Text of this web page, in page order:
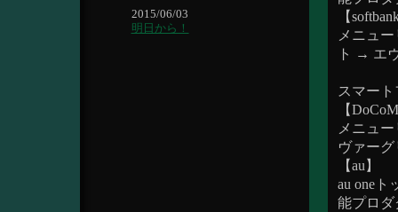
【
メニュ
ト → エ
スマー
【
メニュ
ヴァー
【au】
au one
能プロ
2015/06/03
明日から！